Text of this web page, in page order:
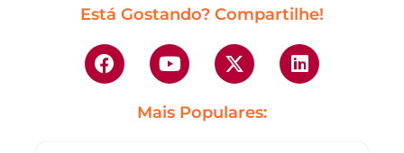
Está Gostando? Compartilhe!
Mais Populares: